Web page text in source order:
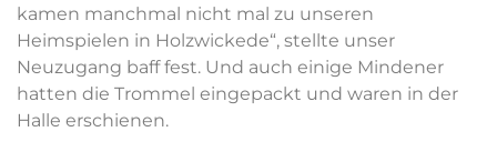
kamen manchmal nicht mal zu unseren
Heimspielen in Holzwickede“, stellte unser
Neuzugang baff fest. Und auch einige Mindener
hatten die Trommel eingepackt und waren in der
Halle erschienen.